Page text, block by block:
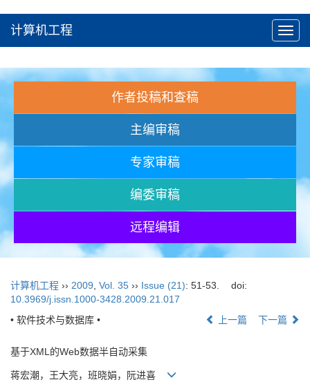
计算机工程
作者投稿和查稿
主编审稿
专家审稿
编委审稿
远程编辑
计算机工程 ›› 2009 Vol. 35 ›› Issue (21): 51-53.
doi:
10.3969/j.issn.1000-3428.2009.21.017
• 软件技术与数据库 •
上一篇 下一篇
基于XML的Web数据半自动采集
蒋宏潮，王大亮，班晓娟，阮进喜